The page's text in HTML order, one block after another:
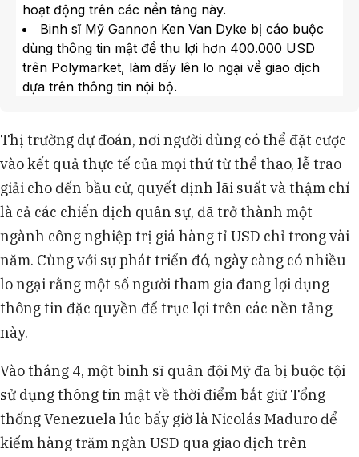
hoạt động trên các nền tảng này.
Binh sĩ Mỹ Gannon Ken Van Dyke bị cáo buộc
dùng thông tin mật để thu lợi hơn 400.000 USD
trên Polymarket, làm dấy lên lo ngại về giao dịch
dựa trên thông tin nội bộ.
chính xác liên quan đến các động thái của Ông
Trump tại Iran và Venezuela.
Ủy ban Giao dịch Hàng hóa Tương lai Mỹ
(CFTC) và các nhà lập pháp đang đề xuất quy
định mới để hạn chế giao dịch nội gián, xung đột
lợi ích trên thị trường dự đoán.
Polymarket và Kalshi tăng cường biện pháp
ngăn chặn giao dịch nội gián, hợp tác với công ty
phân tích blockchain và sàng lọc người dùng, đồng
thời báo cáo các ví nghi vấn.
Thị trường dự đoán, nơi người dùng có thể đặt cược
vào kết quả thực tế của mọi thứ từ thể thao, lễ trao
giải cho đến bầu cử, quyết định lãi suất và thậm chí
là cả các chiến dịch quân sự, đã trở thành một
ngành công nghiệp trị giá hàng tỉ USD chỉ trong vài
năm. Cùng với sự phát triển đó, ngày càng có nhiều
lo ngại rằng một số người tham gia đang lợi dụng
thông tin đặc quyền để trục lợi trên các nền tảng
này.
Vào tháng 4, một binh sĩ quân đội Mỹ đã bị buộc tội
sử dụng thông tin mật về thời điểm bắt giữ Tổng
thống Venezuela lúc bấy giờ là Nicolás Maduro để
kiếm hàng trăm ngàn USD qua giao dịch trên